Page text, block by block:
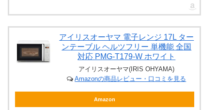
アイリスオーヤマ 電子レンジ 17L ター
ンテーブル ヘルツフリー 単機能 全国
対応 PMG-T179-W ホワイト
アイリスオーヤマ(IRIS OHYAMA)
Amazonの商品レビュー・口コミを見る
Amazon